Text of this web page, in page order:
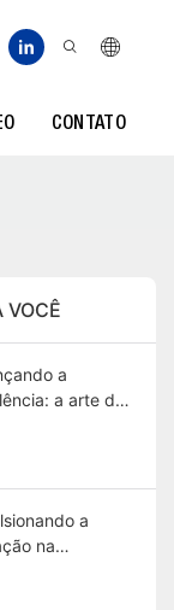
CONTATO
VOCÊ
a
a arte de
a
na